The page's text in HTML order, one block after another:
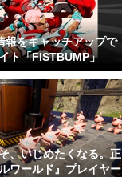
をキャッチアップで
ト「FISTBUMP」
、いじめたくなる。正
ワールド』プレイヤー